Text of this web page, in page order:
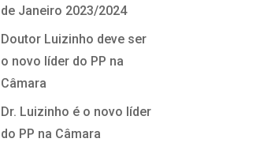
de Janeiro 2023/2024
Doutor Luizinho deve ser
o novo líder do PP na
Câmara
Dr. Luizinho é o novo líder
do PP na Câmara